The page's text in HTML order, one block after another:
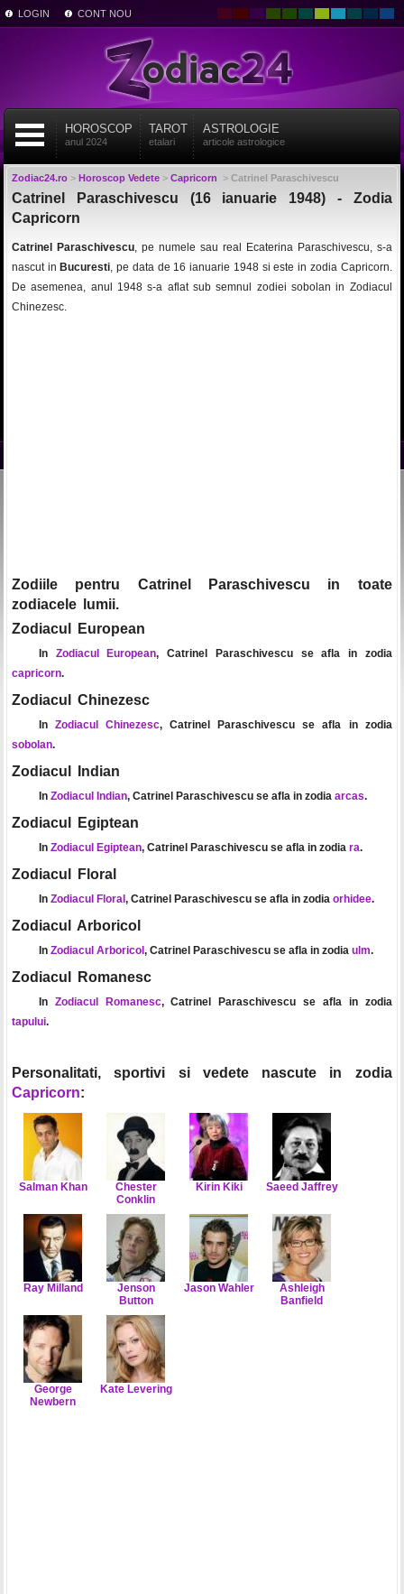
LOGIN CONT NOU
HOROSCOP
anul 2024
TAROT
etalari
ASTROLOGIE
articole astrologice
Zodiac24.ro> Horoscop Vedete> Capricorn > Catrinel Paraschivescu
Catrinel Paraschivescu (16 ianuarie 1948) - Zodia
Capricorn
Catrinel Paraschivescu, pe numele sau real Ecaterina Paraschivescu, s-a
nascut in Bucuresti, pe data de 16 ianuarie 1948 si este in zodia Capricorn.
De asemenea, anul 1948 s-a aflat sub semnul zodiei sobolan in Zodiacul
Chinezesc.
Zodiile pentru Catrinel Paraschivescu in toate
zodiacele lumii.
Zodiacul European
In Zodiacul European, Catrinel Paraschivescu se afla in zodia
capricorn.
Zodiacul Chinezesc
InZodiacul Chinezesc, Catrinel Paraschivescu se afla in zodia
sobolan.
Zodiacul Indian
In Zodiacul Indian, Catrinel Paraschivescu se afla in zodia arcas.
Zodiacul Egiptean
In Zodiacul Egiptean, Catrinel Paraschivescu se afla in zodia ra.
Zodiacul Floral
In Zodiacul Floral , Catrinel Paraschivescu se afla in zodia orhidee.
Zodiacul Arboricol
In Zodiacul Arboricol , Catrinel Paraschivescu se afla in zodia ulm.
Zodiacul Romanesc
In Zodiacul Romanesc, Catrinel Paraschivescu se afla in zodia
tapului.
Personalitati, sportivi si vedete nascute in zodia
Capricorn:
Salman Khan
Chester
Conklin
Kirin Kiki Saeed Jaffrey
Ray Milland
Jenson
Button
Jason Wahler
Ashleigh
Banfield
George
Newbern
Kate Levering